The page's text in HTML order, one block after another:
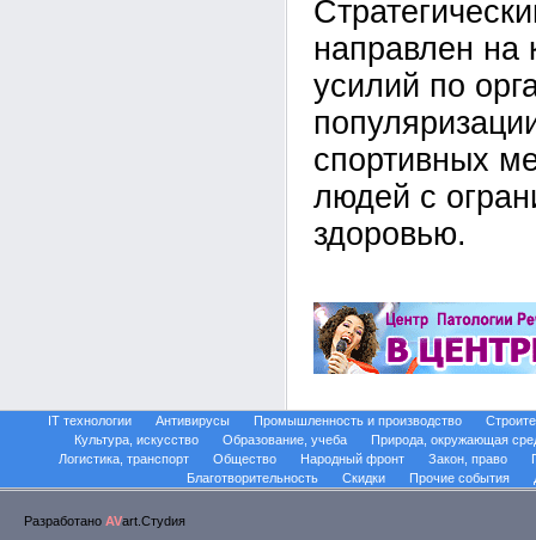
направлен на
усилий по
спортивных
людей с
здоровью.
IT технологии Антивирусы Промышленность и производство
Культура, искусство
Образование, учеба
Природа, окружающая
Логистика, транспорт
Общество Народный фронт Закон, право
Благотворительность
Скидки Прочие события
Разработано AVart.Стуdия